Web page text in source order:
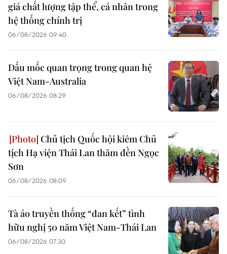
giá chất lượng tập thể, cá nhân trong
hệ thống chính trị
06/08/2026 09:40
Dấu mốc quan trọng trong quan hệ
Việt Nam-Australia
06/08/2026 08:29
Chủ tịch Quốc hội kiêm Chủ
tịch Hạ viện Thái Lan thăm đền Ngọc
Sơn
06/08/2026 08:09
Tà áo truyền thống “đan kết” tình
hữu nghị 50 năm Việt Nam-Thái Lan
06/08/2026 07:30